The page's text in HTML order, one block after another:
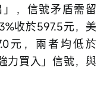
」，信號矛盾需留
收於597.5元，美
元，兩者均低於
力買入」信號，與